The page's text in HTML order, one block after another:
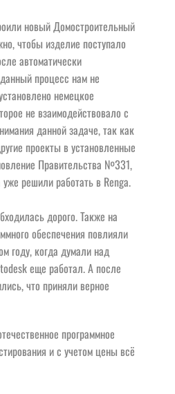
новый Домостроительный
чтобы изделие поступало
автоматически
процесс нам не
немецкое
не взаимодействовало с
данной задаче, так как
проекты в установленные
Правительства №331,
решили работать в Renga.
дорого. Также на
обеспечения повлияли
году, когда думали над
еще работал. А после
что приняли верное
программное
и с учетом цены всё